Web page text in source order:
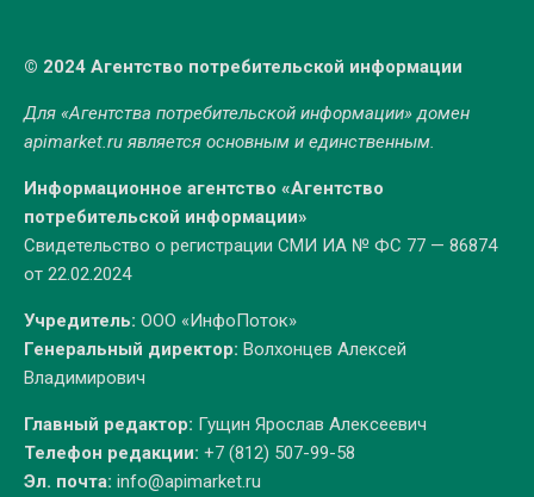
© 2024 Агентство потребительской информации
Для «Агентства потребительской информации» домен
apimarket.ruявляется основным и единственным.
Информационное агентство «Агентство
потребительской информации»
Свидетельство о регистрации СМИ ИА № ФС 77 — 86874
от 22.02.2024
Учредитель: ООО «ИнфоПоток»
Генеральный директор: Волхонцев Алексей
Владимирович
Главный редактор: Гущин Ярослав Алексеевич
Телефон редакции: +7 (812) 507-99-58
Эл. почта: info@apimarket.ru